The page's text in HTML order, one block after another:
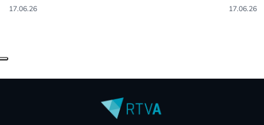
17.06.26 17.06.26